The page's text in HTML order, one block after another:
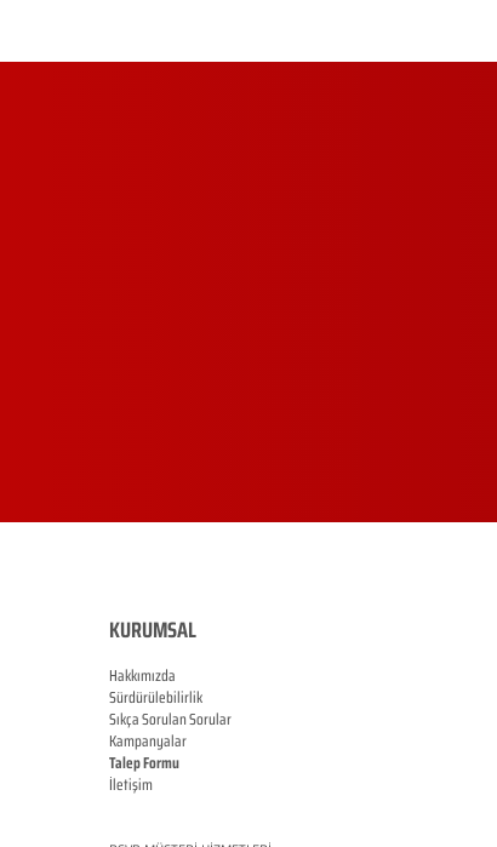
KURUMSAL
Hakkımızda
Sürdürülebilirlik
Sıkça Sorulan Sorular
Kampanyalar
Talep Formu
İletişim